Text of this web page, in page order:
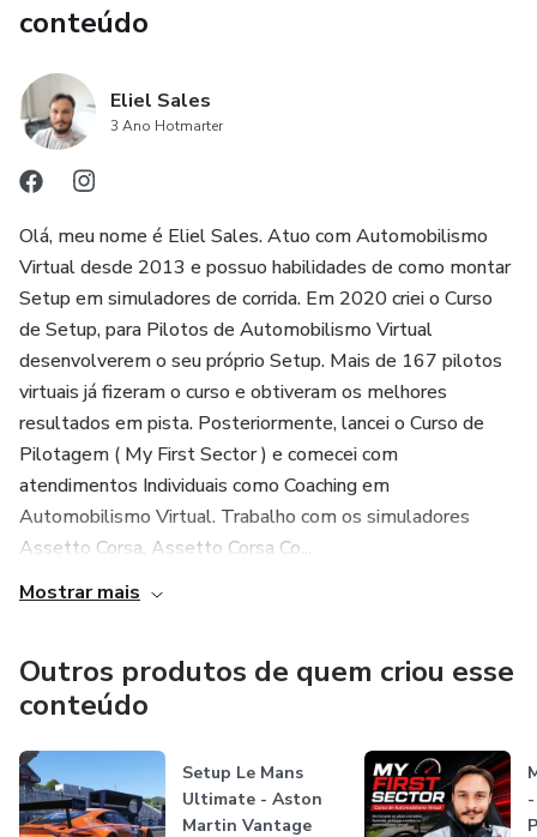
conteúdo
Eliel Sales
3 Ano Hotmarter
Olá, meu nome é Eliel Sales. Atuo com Automobilismo
Virtual desde 2013 e possuo habilidades de como montar
Setup em simuladores de corrida. Em 2020 criei o Curso
de Setup, para Pilotos de Automobilismo Virtual
desenvolverem o seu próprio Setup. Mais de 167 pilotos
virtuais já fizeram o curso e obtiveram os melhores
resultados em pista. Posteriormente, lancei o Curso de
Pilotagem ( My First Sector ) e comecei com
atendimentos Individuais como Coaching em
Automobilismo Virtual. Trabalho com os simuladores
Assetto Corsa, Assetto Corsa Co...
Mostrar mais
Outros produtos de quem criou esse
conteúdo
Setup Le Mans
Ultimate - Aston
Martin Vantage